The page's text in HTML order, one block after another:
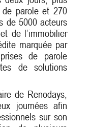
parole et 270
de 5000 acteurs
de l’immobilier
marquée par
de parole
de solutions
de Renodays,
journées afin
sur son